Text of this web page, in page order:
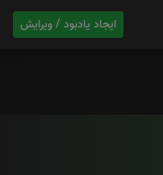
ایجاد یادبود / ویرایش